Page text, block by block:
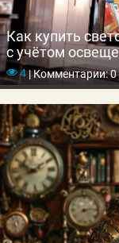
Как купить
с учётом
просмотра
4|Комментарии: 0